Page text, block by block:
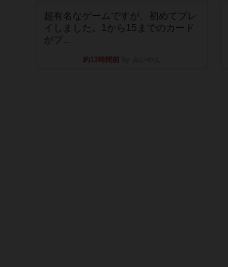
超有名なゲームですが、初めてプレ
イしました。1から15までのカード
がプ...
約13時間前